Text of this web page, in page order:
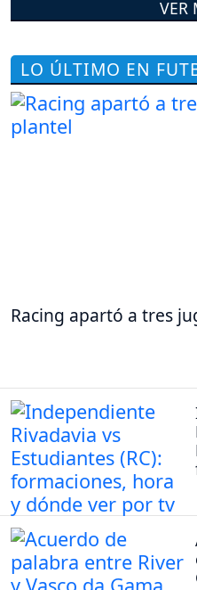
VER
LO ÚLTIMO EN
Racing apartó a tres